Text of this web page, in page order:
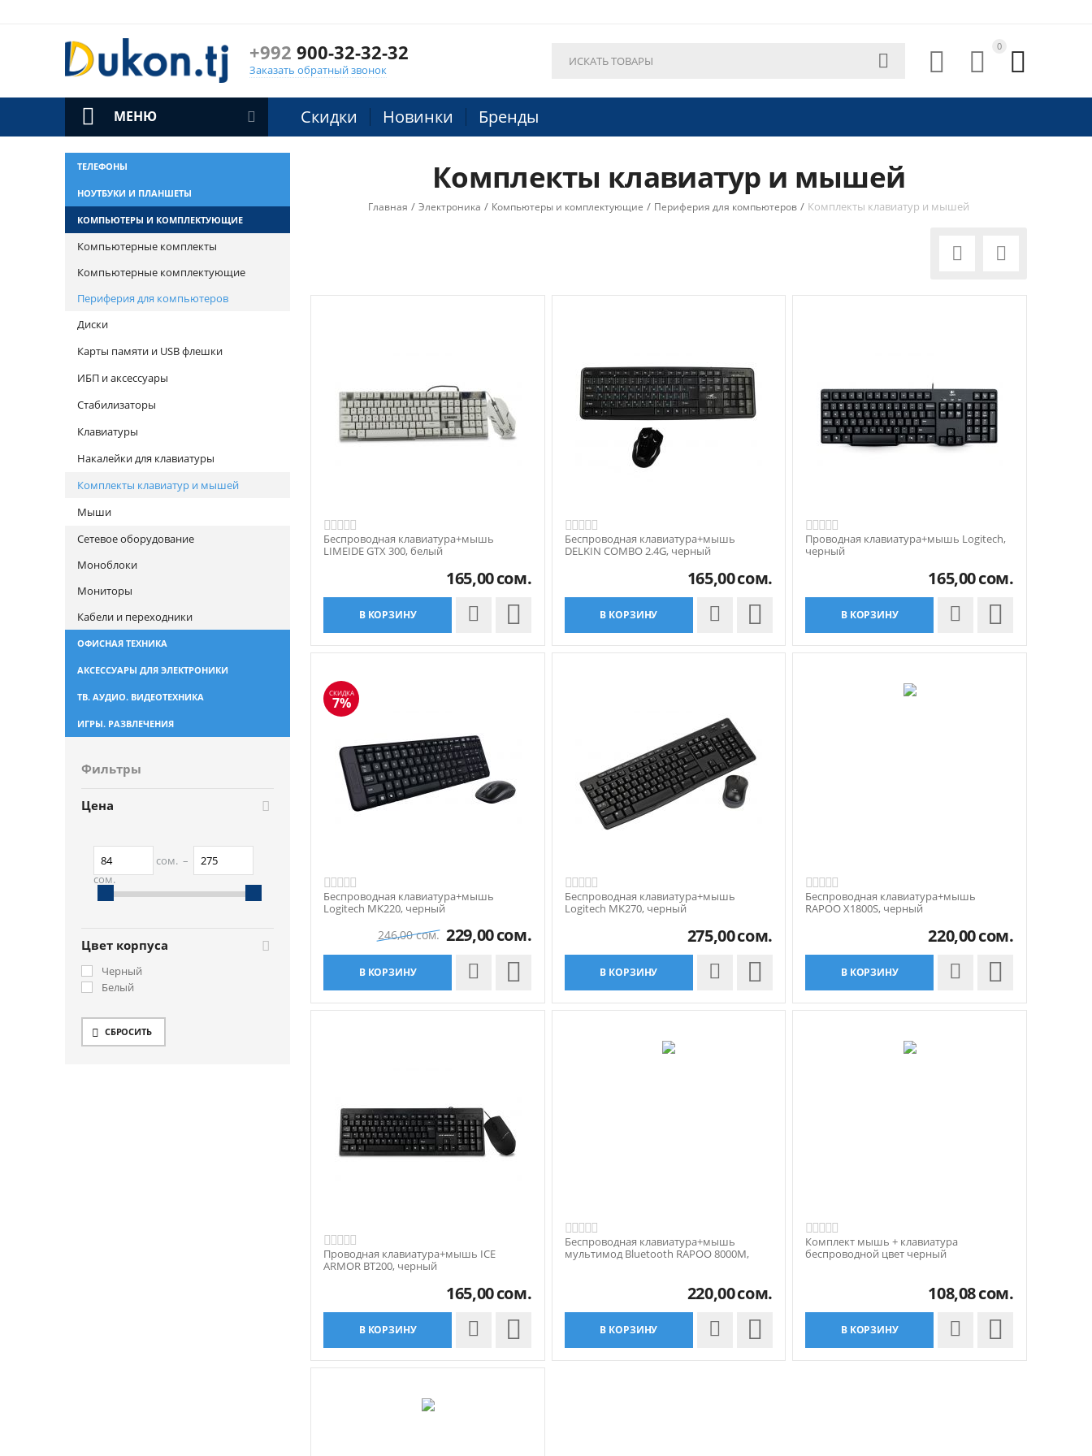
+992 900-32-32-32
Заказать обратный звонок
0




МЕНЮ Скидки Новинки Бренды
ТЕЛЕФОНЫ
НОУТБУКИ И ПЛАНШЕТЫ
КОМПЬЮТЕРЫ И КОМПЛЕКТУЮЩИЕ
Компьютерные комплекты
Компьютерные комплектующие
Периферия для компьютеров
Диски
Карты памяти и USB флешки
ИБП и аксессуары
Стабилизаторы
Клавиатуры
Накалейки для клавиатуры
Комплекты клавиатур и мышей
Мыши
Сетевое оборудование
Моноблоки
Мониторы
Кабели и переходники
ОФИСНАЯ ТЕХНИКА
АКСЕССУАРЫ ДЛЯ ЭЛЕКТРОНИКИ
ТВ. АУДИО. ВИДЕОТЕХНИКА
ИГРЫ. РАЗВЛЕЧЕНИЯ
Фильтры
Цена
сом. –
сом.
84сом. 275сом.
Цвет корпуса
Черный
Белый
СБРОСИТЬ
Комплекты клавиатур и мышей
Главная / Электроника / Компьютеры и комплектующие / Периферия для компьютеров / Комплекты клавиатур и мышей
 
Беспроводная клавиатура+мышь
LIMEIDE GTX 300, белый
165,00сом.
В КОРЗИНУ 
Беспроводная клавиатура+мышь
DELKIN COMBO 2.4G, черный
165,00сом.
В КОРЗИНУ 
Проводная клавиатура+мышь Logitech,
черный
165,00сом.
В КОРЗИНУ 
СКИДКА
7%
Беспроводная клавиатура+мышь
Logitech MK220, черный
246,00 сом. 229,00сом.
В КОРЗИНУ 
Беспроводная клавиатура+мышь
Logitech MK270, черный
275,00сом.
В КОРЗИНУ 
Беспроводная клавиатура+мышь
RAPOO X1800S, черный
220,00сом.
В КОРЗИНУ 
Проводная клавиатура+мышь ICE
ARMOR BT200, черный
165,00сом.
В КОРЗИНУ 
Беспроводная клавиатура+мышь
мультимод Bluetooth RAPOO 8000M,
220,00сом.
В КОРЗИНУ 
Комплект мышь + клавиатура
беспроводной цвет черный
108,08сом.
В КОРЗИНУ 